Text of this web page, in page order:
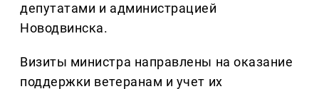
депутатами и администрацией
Новодвинска.
Визиты министра направлены на оказание
поддержки ветеранам и учет их